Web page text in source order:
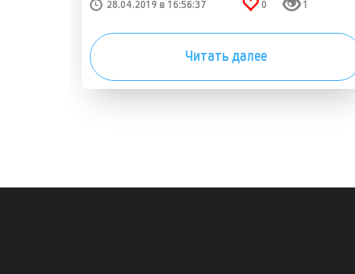
28.04.2019 в 16:56:37 0 1
Читать далее